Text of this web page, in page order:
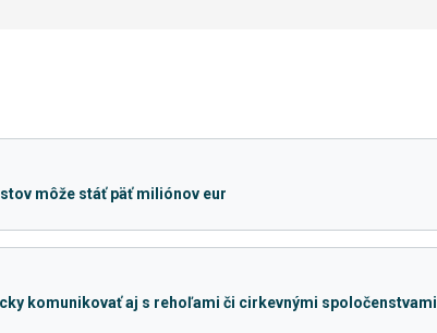
môže stáť päť miliónov eur
komunikovať aj s rehoľami či cirkevnými spoločenstvami